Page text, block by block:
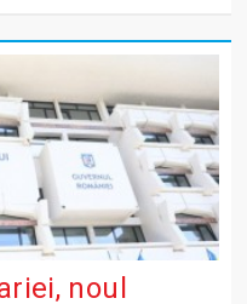
noul